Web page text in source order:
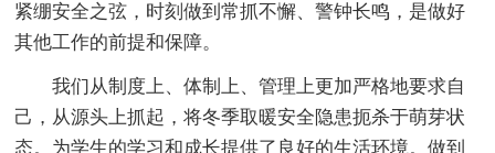
紧绷安全之弦，时刻做到常抓不懈、警钟长鸣，是做好
其他工作的前提和保障。
我们从制度上、体制上、管理上更加严格地要求自
己，从源头上抓起，将冬季取暖安全隐患扼杀于萌芽状
态。为学生的学习和成长提供了良好的生活环境。做到